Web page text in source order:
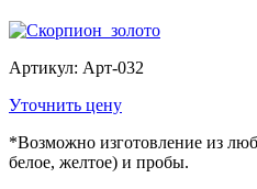
Артикул: Арт-032
Уточнить цену
*Возможно изготовление из
белое, желтое) и пробы.